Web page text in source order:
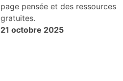
page pensée et des ressources
gratuites.
21 octobre 2025